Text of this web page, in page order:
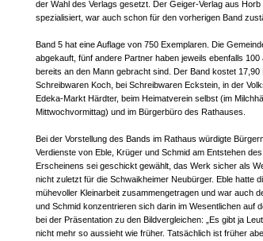
der Wahl des Verlags gesetzt. Der Geiger-Verlag aus
spezialisiert, war auch schon für den vorherigen Band
Band 5 hat eine Auflage von 750 Exemplaren. Die
abgekauft, fünf andere Partner haben jeweils ebenfalls
bereits an den Mann gebracht sind. Der Band kostet 17,90
Schreibwaren Koch, bei Schreibwaren Eckstein, in der
Edeka-Markt Härdter, beim Heimatverein selbst (im
Mittwochvormittag) und im Bürgerbüro des Rathauses.
Bei der Vorstellung des Bands im Rathaus würdigte
Verdienste von Eble, Krüger und Schmid am Entstehen
Erscheinens sei geschickt gewählt, das Werk sicher als
nicht zuletzt für die Schwaikheimer Neubürger. Eble hatte
mühevoller Kleinarbeit zusammengetragen und war auch
und Schmid konzentrieren sich darin im Wesentlichen auf
bei der Präsentation zu den Bildvergleichen: „Es gibt ja
nicht mehr so aussieht wie früher. Tatsächlich ist früher